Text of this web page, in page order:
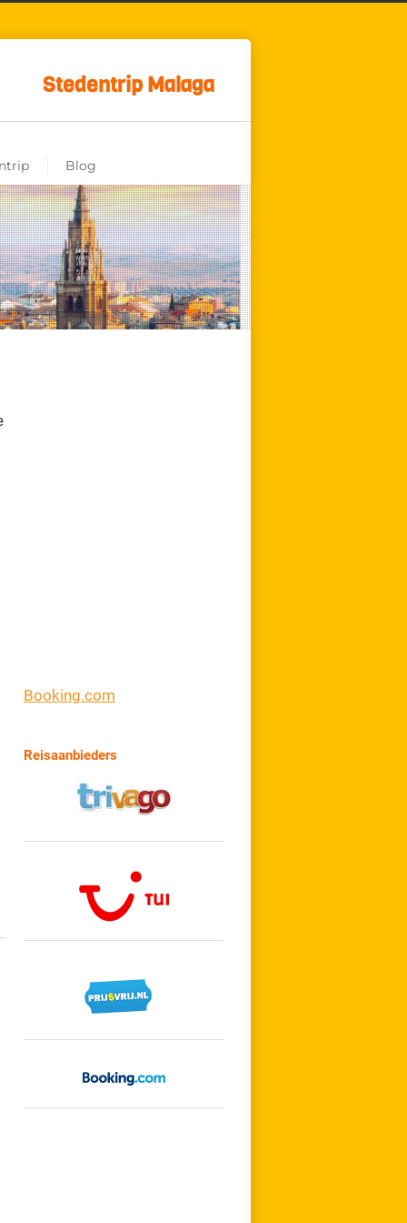
Stedentrip Malaga
Blog
Booking.com
Reisaanbieders